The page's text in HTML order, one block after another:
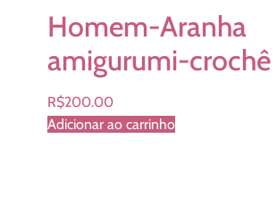
Homem-Aranha
amigurumi-crochê
R$200.00
Adicionar ao carrinho